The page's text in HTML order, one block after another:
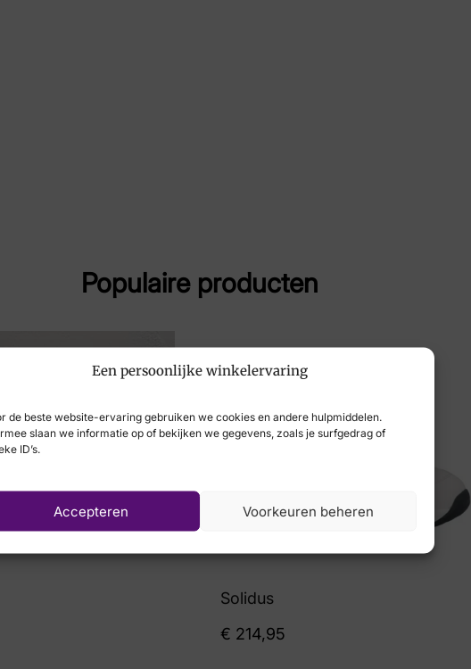
Een persoonlijke winkelervaring
de beste website-ervaring gebruiken we cookies en andere hulpmiddelen.
slaan we informatie op of bekijken we gegevens, zoals je surfgedrag of
ID’s.
Accepteren Voorkeuren beheren
Populaire producten
Solidus
€ 214,95